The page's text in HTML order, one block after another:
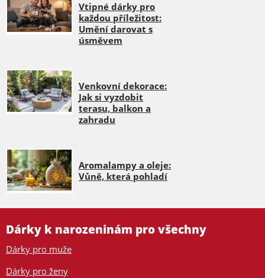
Vtipné dárky pro
každou příležitost:
Umění darovat s
úsměvem
Venkovní dekorace:
Jak si vyzdobit
terasu, balkon a
zahradu
Aromalampy a oleje:
Vůně, která pohladí
Dárky k narozeninám pro všechny
Dárky pro muže
Dárky pro ženy